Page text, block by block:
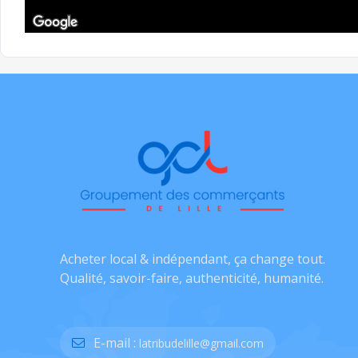
Acheter local & indépendant, ça change tout.
Qualité, savoir-faire, authenticité, humanité.
E-mail : latribudelille@gmail.com